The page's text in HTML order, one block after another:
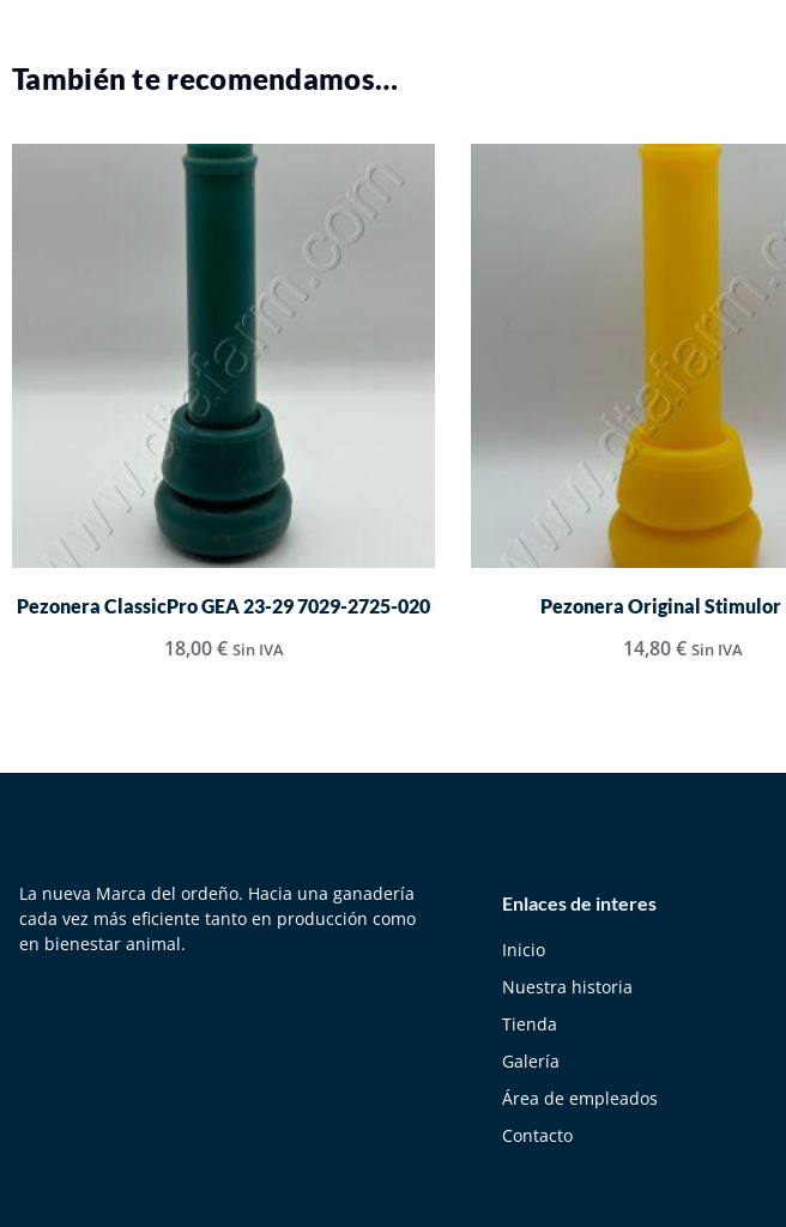
También te recomendamos…
Pezonera ClassicPro GEA 23-29 7029-2725-020
18,00€ Sin IVA
Pezonera Original Stimulor
14,80€ Sin IVA
La nueva Marca del ordeño. Hacia una ganadería
cada vez más eficiente tanto en producción como
en bienestar animal.
Enlaces de interes
Inicio
Nuestra historia
Tienda
Galería
Área de empleados
Contacto